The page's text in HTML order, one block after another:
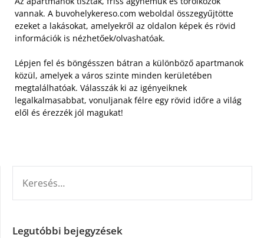
vannak. A buvohelykereso.com weboldal összegyűjtötte
ezeket a lakásokat, amelyekről az oldalon képek és rövid
információk is nézhetőek/olvashatóak.
Lépjen fel és böngésszen bátran a különböző apartmanok
közül, amelyek a város szinte minden kerületében
megtalálhatóak. Válasszák ki az igényeiknek
legalkalmasabbat, vonuljanak félre egy rövid időre a világ
elől és érezzék jól magukat!
Legutóbbi bejegyzések